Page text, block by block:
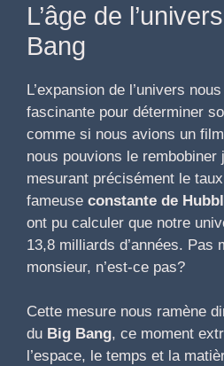
L’âge de
Bang
L’expansion de l’univers
fascinante pour déterminer
comme si nous avions un
nous pouvions le rembobiner
mesurant précisément le
fameuse constante de
ont pu calculer que notre
13,8 milliards d’années. Pas
monsieur, n’est-ce pas?
Cette mesure nous ramène
du Big Bang, ce moment
l’espace, le temps et la